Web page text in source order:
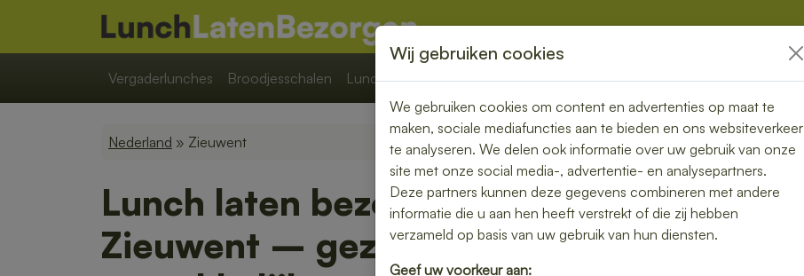
Vergaderlunches Broodjesschalen Lunchpakketten Overige
Nederland » Zieuwent
Lunch laten bezorgen in
Zieuwent – gezond, vers en
Wij gebruiken cookies
We gebruiken cookies om content en advertenties op maat te
maken, sociale mediafuncties aan te bieden en ons websiteverkeer
te analyseren. We delen ook informatie over uw gebruik van onze
site met onze social media-, advertentie- en analysepartners.
Deze partners kunnen deze gegevens combineren met andere
informatie die u aan hen heeft verstrekt of die zij hebben
verzameld op basis van uw gebruik van hun diensten.
Geef uw voorkeur aan: